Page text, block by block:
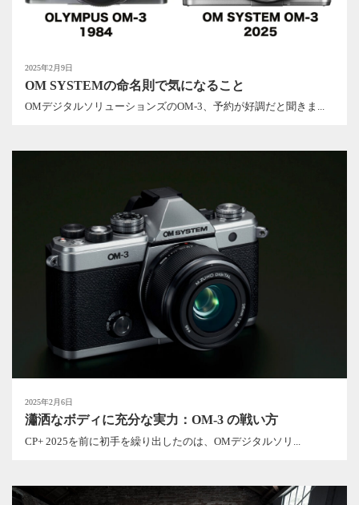
2025年2月9日
OM SYSTEMの命名則で気になること
OMデジタルソリューションズのOM-3、予約が好調だと聞きま...
2025年2月6日
瀟洒なボディに充分な実力：OM-3 の戦い方
CP+ 2025を前に初手を繰り出したのは、OMデジタルソリ...